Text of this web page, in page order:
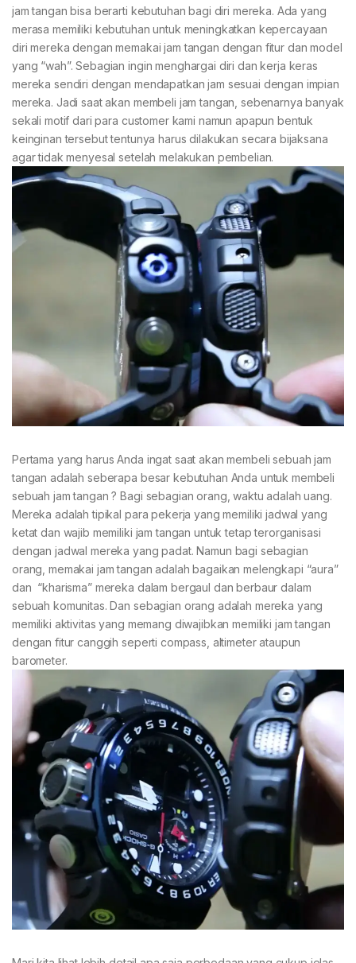
jam tangan bisa berarti kebutuhan bagi diri mereka. Ada yang
merasa memiliki kebutuhan untuk meningkatkan kepercayaan
diri mereka dengan memakai jam tangan dengan fitur dan model
yang “wah”. Sebagian ingin menghargai diri dan kerja keras
mereka sendiri dengan mendapatkan jam sesuai dengan impian
mereka. Jadi saat akan membeli jam tangan, sebenarnya banyak
sekali motif dari para customer kami namun apapun bentuk
keinginan tersebut tentunya harus dilakukan secara bijaksana
agar tidak menyesal setelah melakukan pembelian.
Pertama yang harus Anda ingat saat akan membeli sebuah jam
tangan adalah seberapa besar kebutuhan Anda untuk membeli
sebuah jam tangan ? Bagi sebagian orang, waktu adalah uang.
Mereka adalah tipikal para pekerja yang memiliki jadwal yang
ketat dan wajib memiliki jam tangan untuk tetap terorganisasi
dengan jadwal mereka yang padat. Namun bagi sebagian
orang, memakai jam tangan adalah bagaikan melengkapi “aura”
dan “kharisma” mereka dalam bergaul dan berbaur dalam
sebuah komunitas. Dan sebagian orang adalah mereka yang
memiliki aktivitas yang memang diwajibkan memiliki jam tangan
dengan fitur canggih seperti compass, altimeter ataupun
barometer.